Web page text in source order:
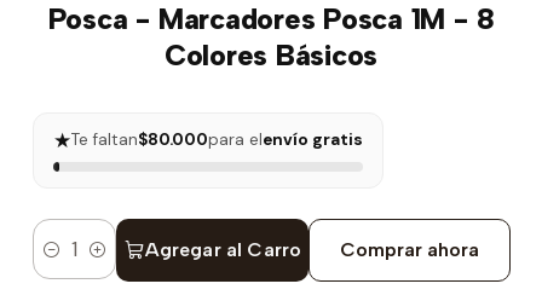
Posca - Marcadores Posca 1M - 8
Colores Básicos
★Te faltan$80.000para elenvío gratis
Cantidad Agregar al Carro Comprar ahora